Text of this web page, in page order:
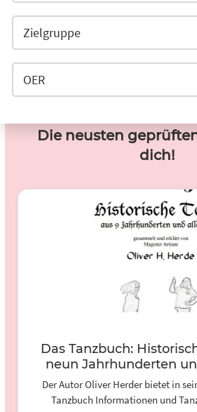
Die neusten
dich!
Das Tanzbuch:
neun Jahrhunderten
Der Autor Oliver Herder bietet in
Tanzbuch Informationen und